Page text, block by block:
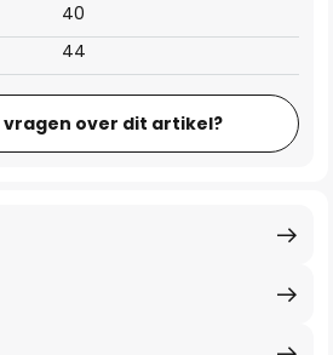
40
44
vragen over dit artikel?